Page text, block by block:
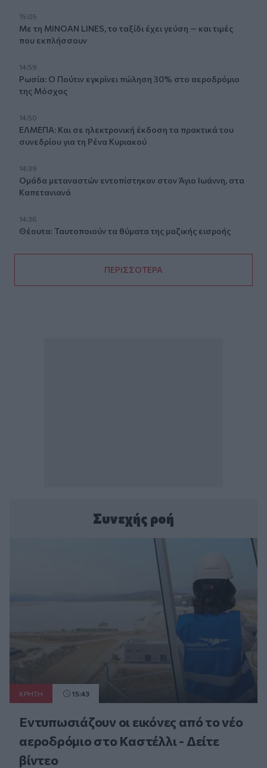
15:05
Με τη MINOAN LINES, το ταξίδι έχει γεύση — και τιμές
που εκπλήσσουν
14:59
Ρωσία: Ο Πούτιν εγκρίνει πώληση 30% στο αεροδρόμιο
της Μόσχας
14:50
ΕΛΜΕΠΑ: Και σε ηλεκτρονική έκδοση τα πρακτικά του
συνεδρίου για τη Ρένα Κυριακού
14:39
Ομάδα μεταναστών εντοπίστηκαν στον Άγιο Ιωάννη, στα
Καπετανιανά
14:36
Θέουτα: Ταυτοποιούν τα θύματα της μαζικής εισροής
ΠΕΡΙΣΣΟΤΕΡΑ
Συνεχής ροή
ΚΡΗΤΗ 15:43
Εντυπωσιάζουν οι εικόνες από το νέο
αεροδρόμιο στο Καστέλλι - Δείτε
βίντεο